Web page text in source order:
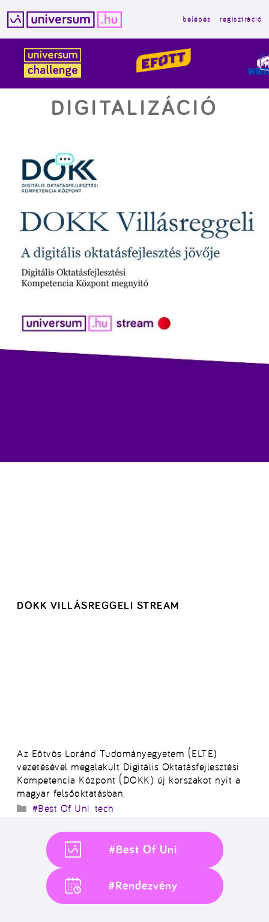
tartalomba
belépés regisztráció
DIGITALIZÁCIÓ
DOKK VILLÁSREGGELI STREAM
Az Eötvös Loránd Tudományegyetem (ELTE)
vezetésével megalakult Digitális Oktatásfejlesztési
Kompetencia Központ (DOKK) új korszakot nyit a
magyar felsőoktatásban,
Kategória
#Best Of Uni tech
#Best Of Uni
#Rendezvény